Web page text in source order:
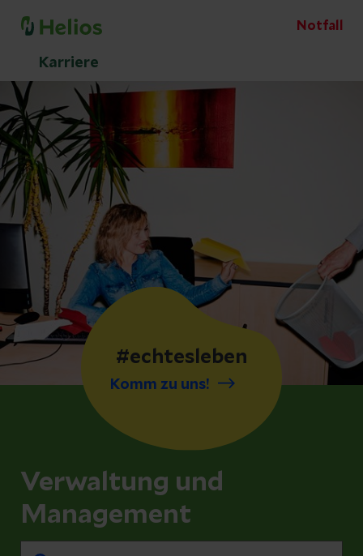
Notfall
Karriere
Verwaltung und
Management
#echtesleben
Komm zu uns!